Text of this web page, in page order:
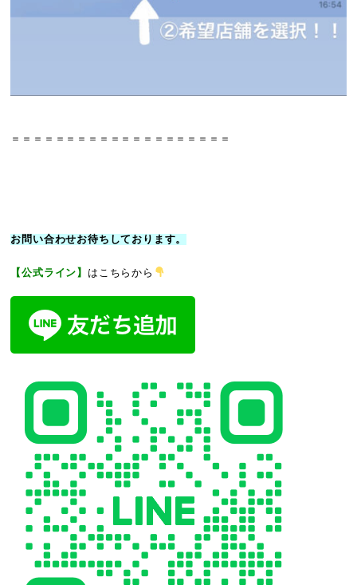
＝＝＝＝＝＝＝＝＝＝＝＝＝＝＝＝＝＝＝＝
お問い合わせお待ちしております。
【公式ライン】 はこちらから